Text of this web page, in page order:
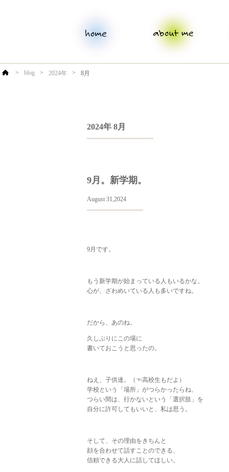
> blog > 2024年 > 8月
2024年 8月
9月。新学期。
August 31,2024
9月です。
もう新学期が始まっている人もいるかな。
心が、ざわめいている人も多いですね。
だから、あのね。
久しぶりにこの場に
書いておこうと思ったの。
ねえ、子供達。（☜高校生もだよ）
学校という「場所」がつらかったらね、
つらい間は、行かないという「選択肢」を
自分に許可してもいいと、私は思う。
そして、その理由をきちんと
顔を合わせて話すことのできる、
信頼できる大人に話してほしい。